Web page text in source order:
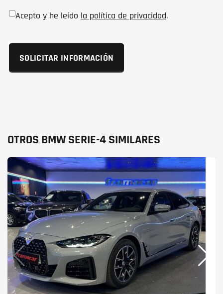
Acepto y he leído la política de privacidad.
OTROS BMW SERIE-4 SIMILARES